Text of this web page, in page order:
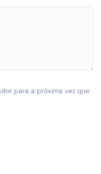
para a próxima vez que